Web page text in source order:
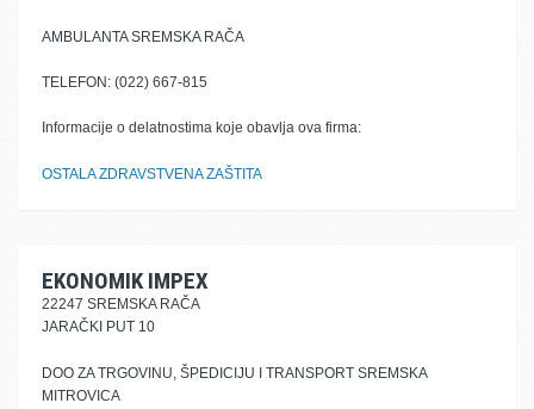
AMBULANTA SREMSKA RAČA
TELEFON: (022) 667-815
Informacije o delatnostima koje obavlja ova firma:
OSTALA ZDRAVSTVENA ZAŠTITA
EKONOMIK IMPEX
22247 SREMSKA RAČA
JARAČKI PUT 10
DOO ZA TRGOVINU, ŠPEDICIJU I TRANSPORT SREMSKA
MITROVICA